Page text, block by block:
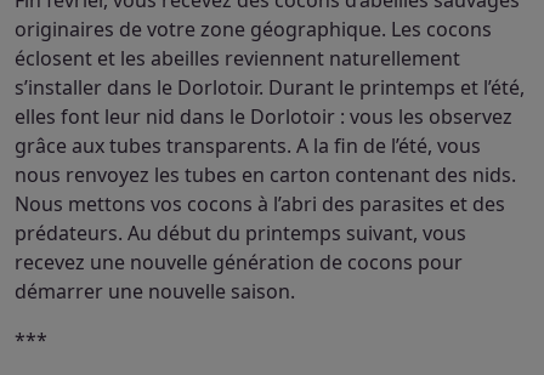
originaires de votre zone géographique. Les cocons
éclosent et les abeilles reviennent naturellement
s’installer dans le Dorlotoir. Durant le printemps et l’été,
elles font leur nid dans le Dorlotoir : vous les observez
grâce aux tubes transparents. A la fin de l’été, vous
nous renvoyez les tubes en carton contenant des nids.
Nous mettons vos cocons à l’abri des parasites et des
prédateurs. Au début du printemps suivant, vous
recevez une nouvelle génération de cocons pour
démarrer une nouvelle saison.
***